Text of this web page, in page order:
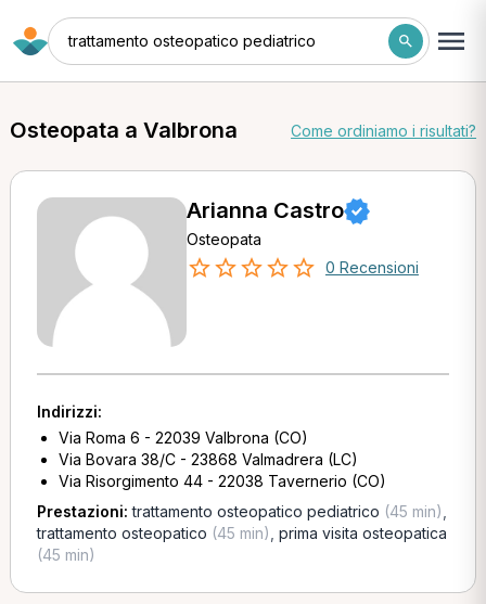
trattamento osteopatico pediatrico
Osteopata a Valbrona Come ordiniamo i risultati?
Arianna Castro
Osteopata
0 Recensioni
Indirizzi:
Via Roma 6 - 22039 Valbrona (CO)
Via Bovara 38/C - 23868 Valmadrera (LC)
Via Risorgimento 44 - 22038 Tavernerio (CO)
Prestazioni:trattamento osteopatico pediatrico (45 min)
trattamento osteopatico (45 min) prima visita osteopatica
(45 min)